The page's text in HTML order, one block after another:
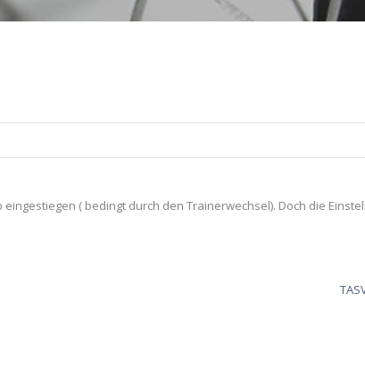
( bedingt durch den Trainerwechsel). Doch die